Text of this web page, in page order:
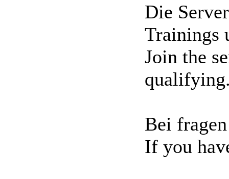
Die
Trainings
Join the
Bei
If you